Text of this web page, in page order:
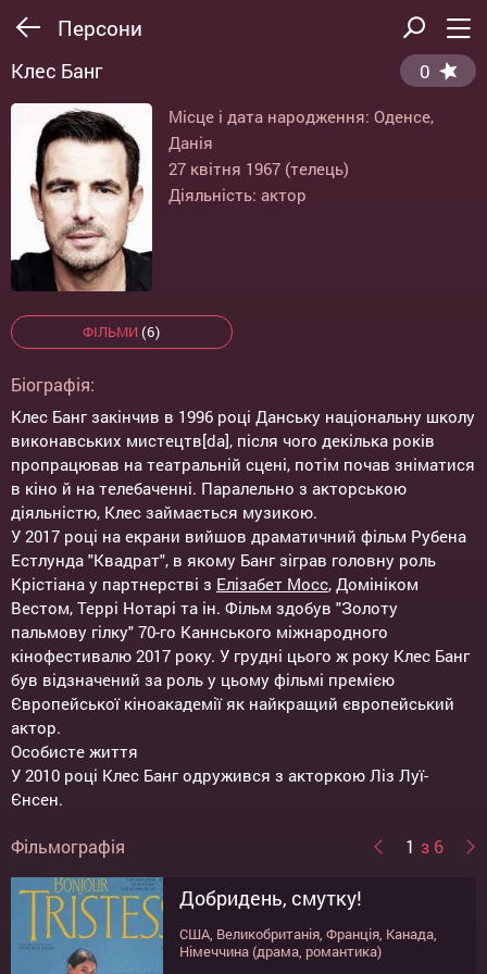
Персони
Клес Банг 0
Місце і дата народження: Оденсе,
Данія
27 квітня 1967 (телець)
Діяльність: актор
ФІЛЬМИ (6)
Біографія:
Клес Банг закінчив в 1996 році Данську національну школу
виконавських мистецтв[da], після чого декілька років
пропрацював на театральній сцені, потім почав зніматися
в кіно й на телебаченні. Паралельно з акторською
діяльністю, Клес займається музикою.
У 2017 році на екрани вийшов драматичний фільм Рубена
Естлунда "Квадрат", в якому Банг зіграв головну роль
Крістіана у партнерстві з Елізабет Мосс, Домініком
Вестом, Террі Нотарі та ін. Фільм здобув "Золоту
пальмову гілку" 70-го Каннського міжнародного
кінофестивалю 2017 року. У грудні цього ж року Клес Банг
був відзначений за роль у цьому фільмі премією
Європейської кіноакадемії як найкращий європейський
актор.
Особисте життя
У 2010 році Клес Банг одружився з акторкою Ліз Луї-
Єнсен.
Фільмографія 1 з 6
Добридень, смутку!
США, Великобританія, Франція, Канада,
Німеччина (драма, романтика)
Вільгельм Телль
Великобританія, Італія, Швейцарія (драма,
екшн, біографія)
Північна різанина
Швеція, Данія (історичний, військовий)
Варяг
США, Великобританія (екшн)
Дівчина у павутинні
США, Швеція, Великобританія, Канада,
Німеччина (трилер, детектив)
Квадрат
Швеція, Німеччина, Франція, Данія (драма,
комедія)